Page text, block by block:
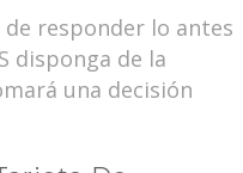
de responder lo antes
disponga de la
una decisión